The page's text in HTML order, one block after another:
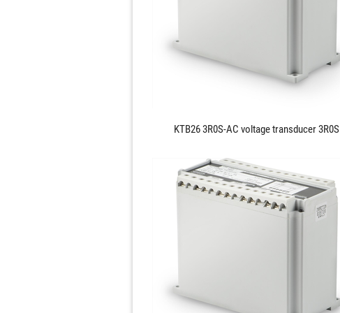
KTB26 3R0S-AC voltage transducer 3R0S